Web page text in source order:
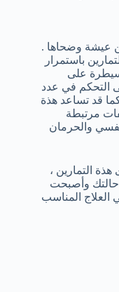
عيشة وضحاها .
باستمرار
السيطرة على
التحكم في عدد
قد تساعد هذة
مرتبطة
والحرمان
التمارين ،
وأصبحت
العلاج المناسب